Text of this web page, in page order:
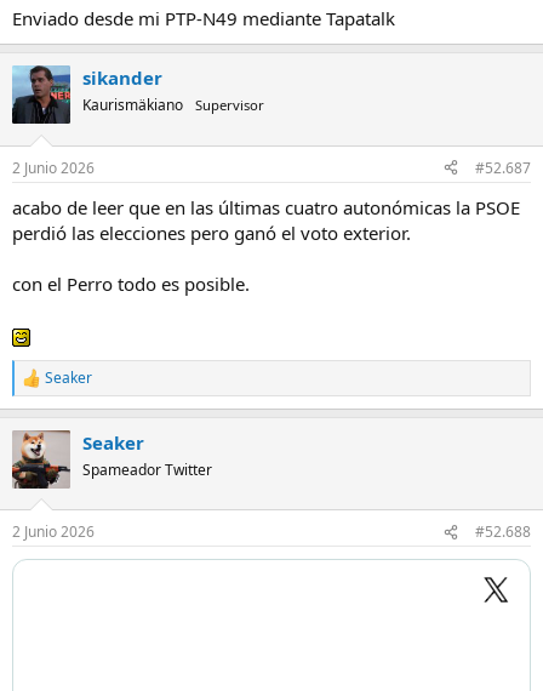
Enviado desde mi PTP-N49 mediante Tapatalk
sikander
Kaurismäkiano Supervisor
2 Junio 2026 #52.687
acabo de leer que en las últimas cuatro autonómicas la PSOE
perdió las elecciones pero ganó el voto exterior.
con el Perro todo es posible.
R
e
c
c
i
n
e
s
Seaker
Seaker
Spameador Twitter
2 Junio 2026 #52.688